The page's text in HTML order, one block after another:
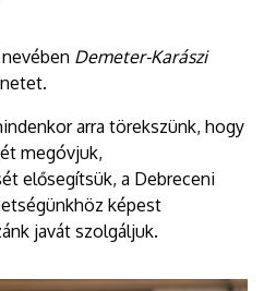
Demeter-Karászi
arra törekszünk, hogy
megóvjuk,
elősegítsük, a Debreceni
képest
javát szolgáljuk.